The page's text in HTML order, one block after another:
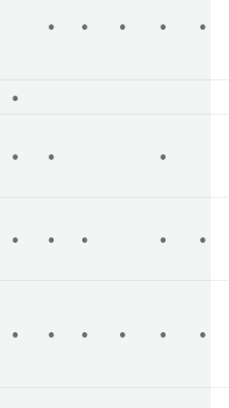
● ● ● ● ●
●
● ● ●
● ● ● ● ●
● ● ● ● ● ●